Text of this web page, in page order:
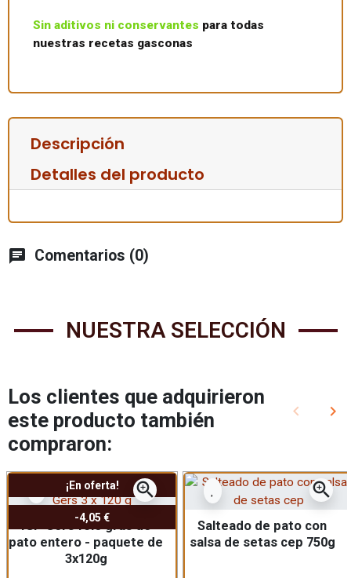
Sin aditivos ni conservantes para todas
nuestras recetas gasconas
Descripción
Detalles del producto
chat Comentarios (0)
NUESTRA SELECCIÓN
Los clientes que adquirieron
este producto también
compraron:
Anterior
keyboard_arrow_left keyboard_arrow_right
¡En oferta!
-4,05 €
zoom_in
IGP Gers foie gras de
pato entero - paquete de
3x120g
zoom_in
Salteado de pato con
salsa de setas cep 750g